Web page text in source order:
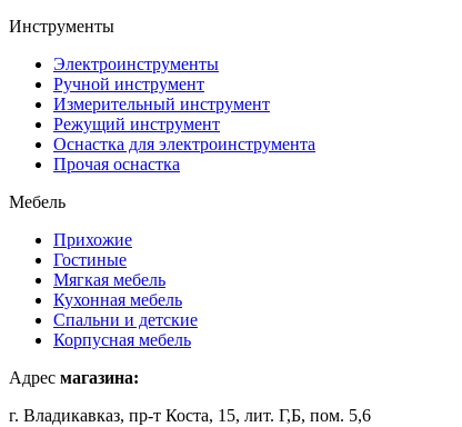
Инструменты
Электроинструменты
Ручной инструмент
Измерительный инструмент
Режущий инструмент
Оснастка для электроинструмента
Прочая оснастка
Мебель
Прихожие
Гостиные
Мягкая мебель
Кухонная мебель
Спальни и детские
Корпусная мебель
Адрес магазина:
г. Владикавказ, пр-т Коста, 15, лит. Г,Б, пом. 5,6